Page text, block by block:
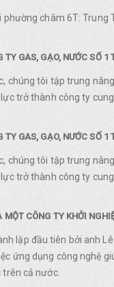
phường châm 6T:
TY GAS, GẠO, NƯỚC SỐ 1
chúng tôi tập trung
trở thành công ty
TY GAS, GẠO, NƯỚC SỐ 1
chúng tôi tập trung
trở thành công ty
MỘT CÔNG TY KHỞI
lập đầu tiên bởi anh
ứng dụng công nghệ
trên cả nước.